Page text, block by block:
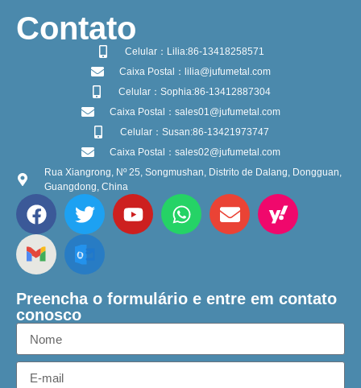
​Contato
Celular：Lilia:86-13418258571
Caixa Postal：lilia@jufumetal.com
Celular：Sophia:86-13412887304
Caixa Postal：sales01@jufumetal.com
Celular：Susan:86-13421973747
Caixa Postal：sales02@jufumetal.com
Rua Xiangrong, Nº 25, Songmushan, Distrito de Dalang, Dongguan,
Guangdong, China
Preencha o formulário e entre em contato
conosco